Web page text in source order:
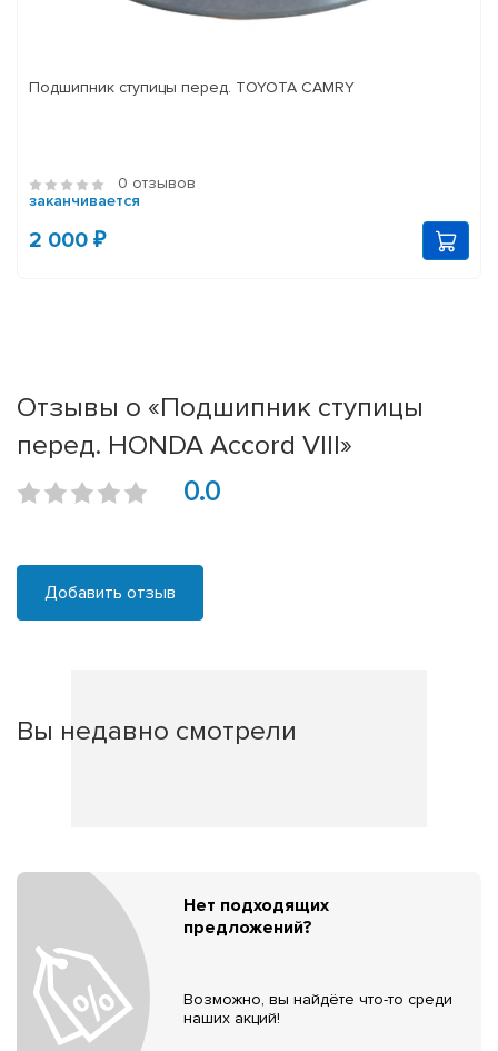
Подшипник ступицы перед. TOYOTA CAMRY
0 отзывов
заканчивается
2 000 ₽
Отзывы о «Подшипник ступицы
перед. HONDA Accord VIII»
0.0
Добавить отзыв
Вы недавно смотрели
Нет подходящих
предложений?
Возможно, вы найдёте что-то среди
наших акций!